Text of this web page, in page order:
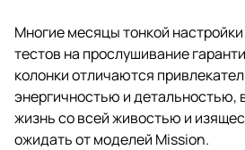
Многие месяцы тонкой
тестов на прослушивание
колонки отличаются
энергичностью и детальностью,
жизнь со всей живостью и
ожидать от моделей Mission.